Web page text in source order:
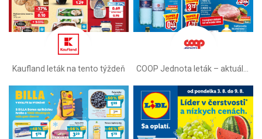
Kaufland leták na tento týždeň